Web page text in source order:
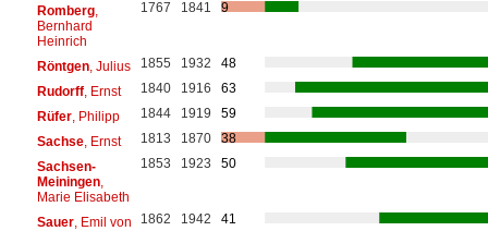
Romberg,
Bernhard
Heinrich
1767 1841 9
Röntgen, Julius 1855 1932
48
Rudorff, Ernst 1840 1916
63
Rüfer, Philipp 1844 1919
59
Sachse, Ernst 1813 1870
38
Sachsen-
Meiningen,
Marie Elisabeth
1853 1923 50
Sauer, Emil von 1862 1942
41